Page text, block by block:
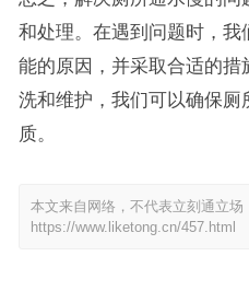
和处理。在遇到问题时，
能的原因，并采取合适的
洗和维护，我们可以确保厕
质。
本文来自网络，不代表立刻通立场
https://www.liketong.cn/457.html